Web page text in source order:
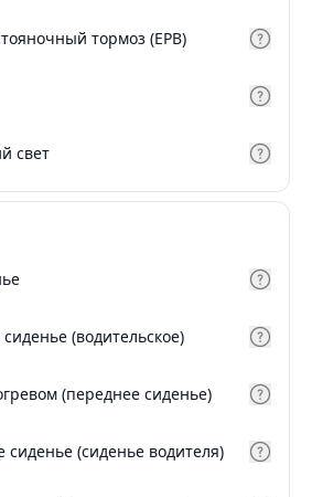
тормоз (EPB)
свет
(водительское)
(переднее сиденье)
сиденье (сиденье водителя)